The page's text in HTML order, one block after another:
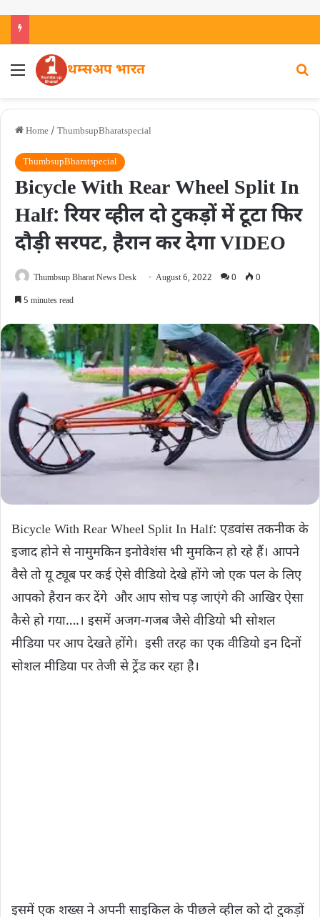
थम्सअप भारत
Home / ThumbsupBharatspecial
ThumbsupBharatspecial
Bicycle With Rear Wheel Split In
Half: रियर व्हील दो टुकड़ों में टूटा फिर
दौड़ी सरपट‚ हैरान कर देगा VIDEO
Thumbsup Bharat News Desk August 6, 2022 0
0
5 minutes read
Bicycle With Rear Wheel Split In Half: एडवांस तकनीक के
इजाद होने से नामुमकिन इनोवेशंस भी मुमकिन हो रहे हैं। आपने
वैसे तो यू ट्यूब पर कई ऐसे वीडियो देखे होंगे जो एक पल के लिए
आपको हैरान कर देंगे और आप सोच पड़ जाएंगे की आखिर ऐसा
कैसे हो गया….। इसमें अजग-गजब जैसे वीडियो भी सोशल
मीडिया पर आप देखते हाेंगे। इसी तरह का एक वीडियो इन दिनों
सोशल मीडिया पर तेजी से ट्रेंड कर रहा है।
इसमें एक शख्स ने अपनी साइकिल के पीछले व्हील को दो टुकड़ों